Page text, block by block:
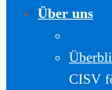
Über uns
CISV